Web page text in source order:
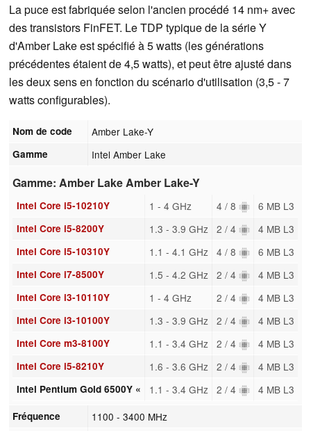
La puce est fabriquée selon l'ancien procédé 14 nm+ avec
des transistors FinFET. Le TDP typique de la série Y
d'Amber Lake est spécifié à 5 watts (les générations
précédentes étaient de 4,5 watts), et peut être ajusté dans
les deux sens en fonction du scénario d'utilisation (3,5 - 7
watts configurables).
Nom de code Amber Lake-Y
Gamme Intel Amber Lake
Gamme: Amber Lake Amber Lake-Y
Intel Core i5-10210Y 1 - 4 GHz 4 / 8 6 MB L3
Intel Core i5-8200Y 1.3 - 3.9 GHz 2 / 4 4 MB L3
Intel Core i5-10310Y 1.1 - 4.1 GHz 4 / 8 6 MB L3
Intel Core i7-8500Y 1.5 - 4.2 GHz 2 / 4 4 MB L3
Intel Core i3-10110Y 1 - 4 GHz 2 / 4 4 MB L3
Intel Core i3-10100Y 1.3 - 3.9 GHz 2 / 4 4 MB L3
Intel Core m3-8100Y 1.1 - 3.4 GHz 2 / 4 4 MB L3
Intel Core i5-8210Y 1.6 - 3.6 GHz 2 / 4 4 MB L3
Intel Pentium Gold 6500Y « 1.1 - 3.4 GHz 2 / 4 4 MB L3
Fréquence 1100 - 3400 MHz